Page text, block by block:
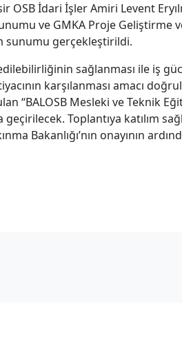
OSB İdari İşler Amiri Levent
ve GMKA Proje Geliştirme
sunumu gerçekleştirildi.
sağlanması ile iş
karşılanması amacı
“BALOSB Mesleki ve Teknik
Toplantıya katılım
Bakanlığı’nın onayının